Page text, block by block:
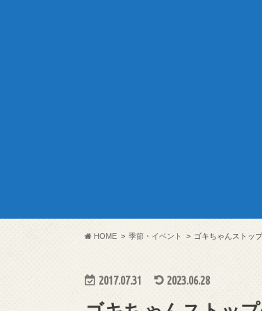
HOME 季節・イベント ゴキちゃんストッ
2017.07.31 2023.06.28